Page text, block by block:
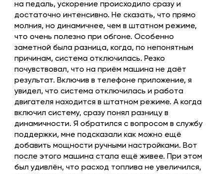
на педаль, ускорение происходило сразу и
достаточно интенсивно. Не сказать, что прямо
молния, но динамичнее, чем в штатном режиме,
что очень полезно при обгоне. Особенно
заметной была разница, когда, по непонятным
причинам, система отключилась. Резко
почувствовал, что на приём машина не даёт
результат. Включив в телефоне приложение, я
увидел, что система отключилась и работа
двигателя находится в штатном режиме. А когда
включил систему, сразу понял разницу в
динамичности. Я обратился с вопросом в службу
поддержки, мне подсказали как можно ещё
добавить мощности ручными настройками. Вот
после этого машина стала ещё живее. При этом
был удивлён, что расход топлива не увеличился,